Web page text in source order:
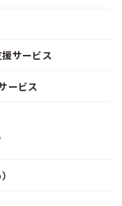
サービス
ービス